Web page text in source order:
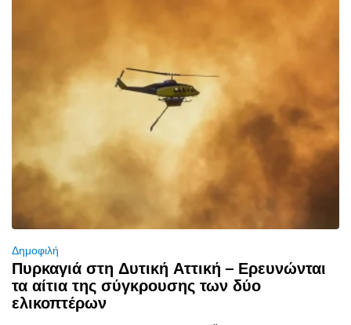
Δημοφιλή
Πυρκαγιά στη Δυτική Αττική – Ερευνώνται
τα αίτια της σύγκρουσης των δύο
ελικοπτέρων